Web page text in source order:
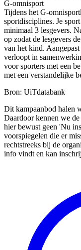
G-omnisport
Tijdens het G-
sportdisciplines. Je
minimaal 3 lesgevers.
op zodat de lesgevers
van het kind.
verloopt in
voor sporters met een
met een verstandelijke
Bron: UiTdatabank
Dit kampaanbod halen
Daardoor kennen we
hier bewust geen 'Nu
voorspiegelen die er
rechtstreeks bij de
info vindt en kan